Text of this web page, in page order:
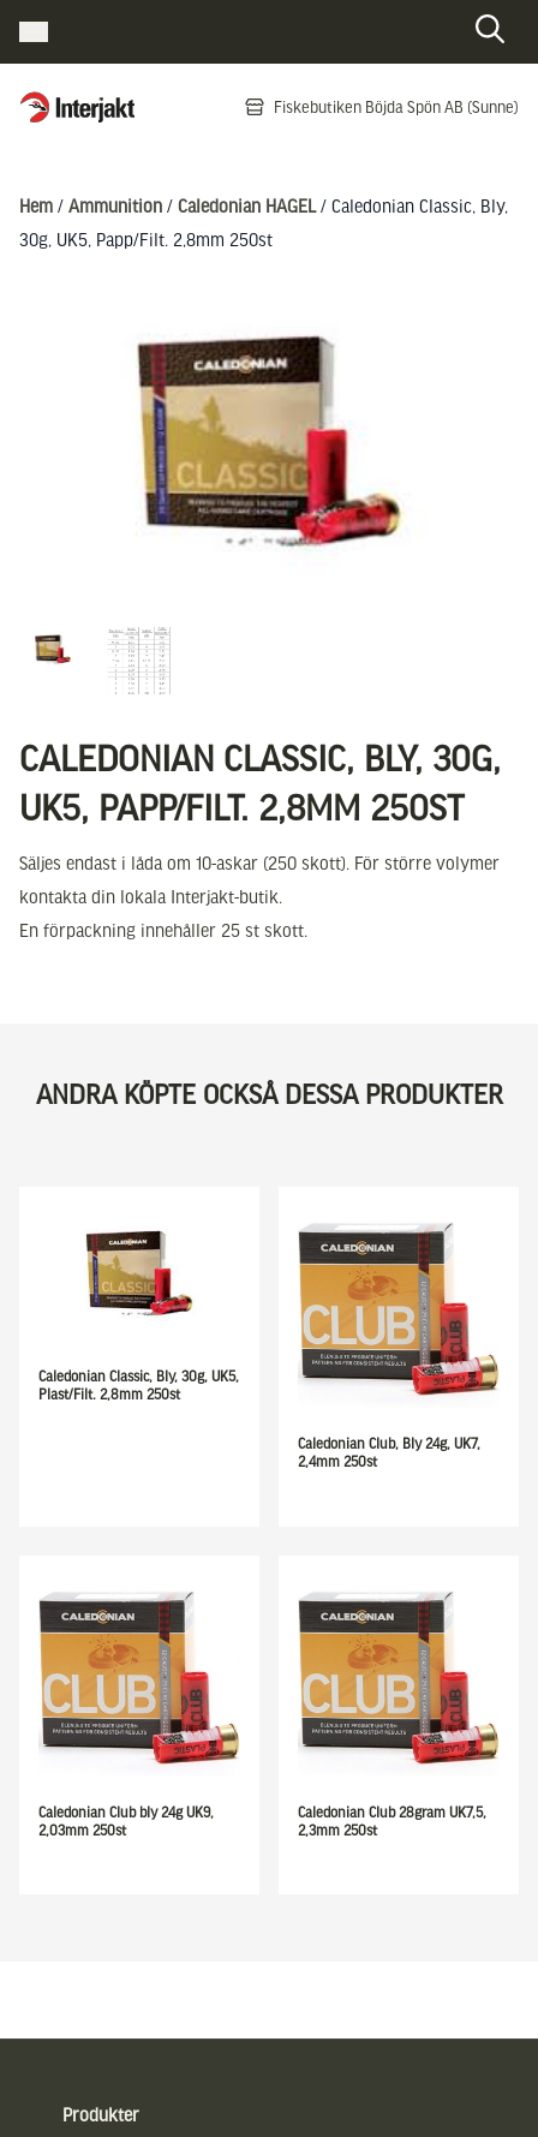
Interjakt SE Fiskebutiken Böjda Spön AB (Sunne)
Hem / Ammunition / Caledonian HAGEL / Caledonian Classic, Bly,
30g, UK5, Papp/Filt. 2,8mm 250st
CALEDONIAN CLASSIC, BLY, 30G,
UK5, PAPP/FILT. 2,8MM 250ST
Säljes endast i låda om 10-askar (250 skott). För större volymer
kontakta din lokala Interjakt-butik.
En förpackning innehåller 25 st skott.
ANDRA KÖPTE OCKSÅ DESSA PRODUKTER
Caledonian Classic, Bly, 30g, UK5,
Plast/Filt. 2,8mm 250st
Caledonian Club, Bly 24g, UK7,
2,4mm 250st
Caledonian Club bly 24g UK9,
2,03mm 250st
Caledonian Club 28gram UK7,5,
2,3mm 250st
Produkter